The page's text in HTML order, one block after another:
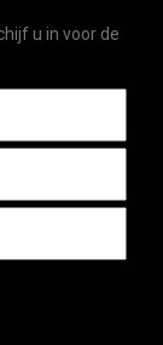
u in voor de